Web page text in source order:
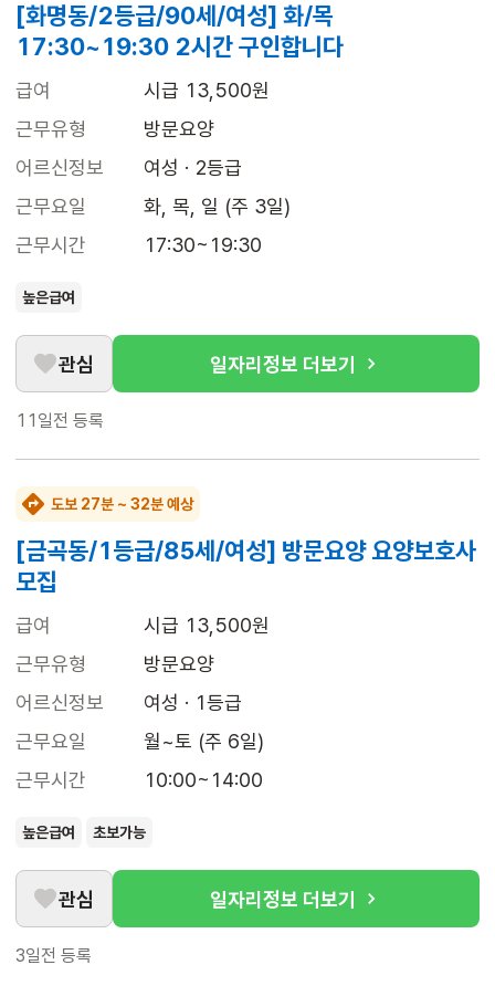
[화명동/2등급/90세/여성] 화/목
17:30~19:30 2시간 구인합니다
급여
시급 13,500원
근무유형
방문요양
어르신정보
여성 · 2등급
근무요일
화, 목, 일 (주 3일)
근무시간
17:30~19:30
높은급여
관심 일자리정보 더보기
11일전 등록
도보 27분 ~ 32분 예상
[금곡동/1등급/85세/여성] 방문요양 요양보호사
모집
급여
시급 13,500원
근무유형
방문요양
어르신정보
여성 · 1등급
근무요일
월~토 (주 6일)
근무시간
10:00~14:00
높은급여 초보가능
관심 일자리정보 더보기
3일전 등록